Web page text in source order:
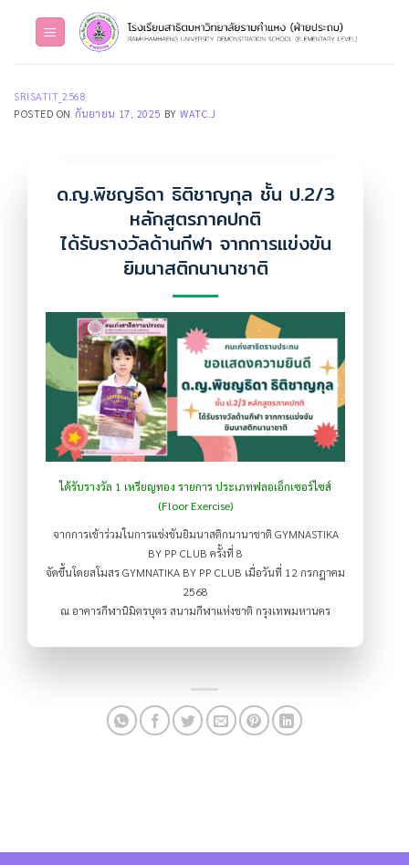
SRISATIT_2568
POSTED ON กันยายน 17, 2025 BYWATC.J
ด.ญ.พิชญธิดา ธิติชาญกุล ชั้น ป.2/3
หลักสูตรภาคปกติ
ได้รับรางวัลด้านกีฬา จากการแข่งขัน
ยิมนาสติกนานาชาติ
ได้รับรางวัล 1 เหรียญทอง รายการ ประเภทฟลอเอ็กเซอร์ไซส์
(Floor Exercise)
จากการเข้าร่วมในการแข่งขันยิมนาสติกนานาชาติ GYMNASTIKA
BY PP CLUB ครั้งที่ 8
จัดขึ้นโดยสโมสร GYMNATIKA BY PP CLUB เมื่อวันที่ 12 กรกฎาคม
2568
ณ อาคารกีฬานิมิตรบุตร สนามกีฬาแห่งชาติ กรุงเทพมหานคร